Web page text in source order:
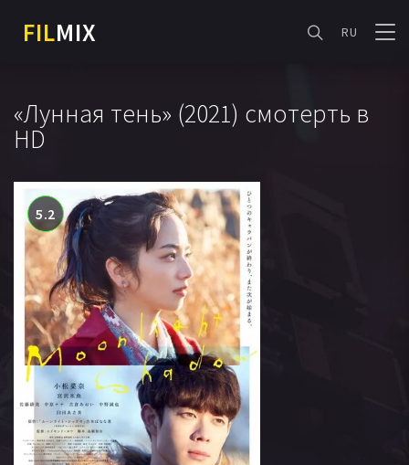
FILMIX RU
«Лунная тень» (2021) смотерть в
HD
5.2